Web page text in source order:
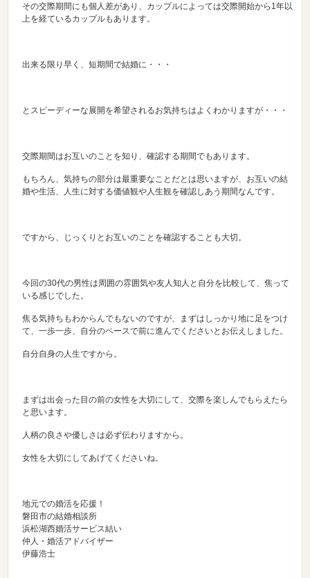
その交際期間にも個人差があり、カップルによっては交際開始から1年以
上を経ているカップルもあります。
出来る限り早く、短期間で結婚に・・・
とスピーディーな展開を希望されるお気持ちはよくわかりますが・・・
交際期間はお互いのことを知り、確認する期間でもあります。
もちろん、気持ちの部分は最重要なことだとは思いますが、お互いの結
婚や生活、人生に対する価値観や人生観を確認しあう期間なんです。
ですから、じっくりとお互いのことを確認することも大切。
今回の30代の男性は周囲の雰囲気や友人知人と自分を比較して、焦って
いる感じでした。
焦る気持ちもわからんでもないのですが、まずはしっかり地に足をつけ
て、一歩一歩、自分のペースで前に進んでくださいとお伝えしました。
自分自身の人生ですから。
まずは出会った目の前の女性を大切にして、交際を楽しんでもらえたら
と思います。
人柄の良さや優しさは必ず伝わりますから。
女性を大切にしてあげてくださいね。
地元での婚活を応援！
磐田市の結婚相談所
浜松湖西婚活サービス結い
仲人・婚活アドバイザー
伊藤浩士